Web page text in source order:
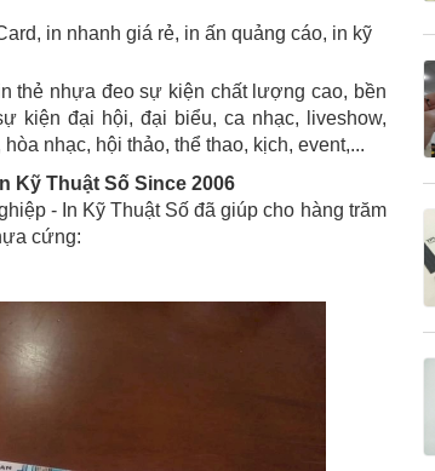
in nhanh giá rẻ, in ấn quảng cáo, in kỹ
thẻ nhựa đeo sự kiện chất lượng cao, bền
kiện đại hội, đại biểu, ca nhạc, liveshow,
nhạc, hội thảo, thể thao, kịch, event,...
Kỹ Thuật Số Since 2006
- In Kỹ Thuật Số đã giúp cho hàng trăm
cứng: